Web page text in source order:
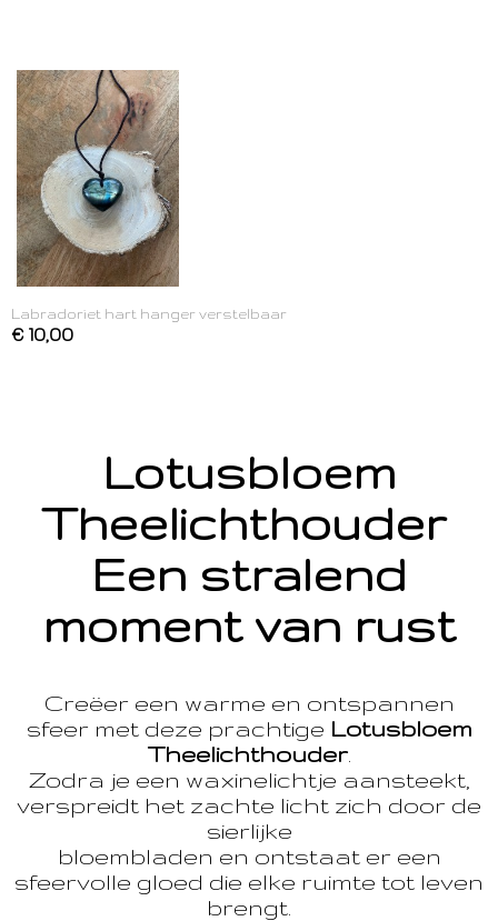
Labradoriet hart hanger verstelbaar
€ 10,00
Lotusbloem
Theelichthouder
Een stralend
moment van rust
Creëer een warme en ontspannen
sfeer met deze prachtige Lotusbloem
Theelichthouder.
Zodra je een waxinelichtje aansteekt,
verspreidt het zachte licht zich door de
sierlijke
bloembladen en ontstaat er een
sfeervolle gloed die elke ruimte tot leven
brengt.